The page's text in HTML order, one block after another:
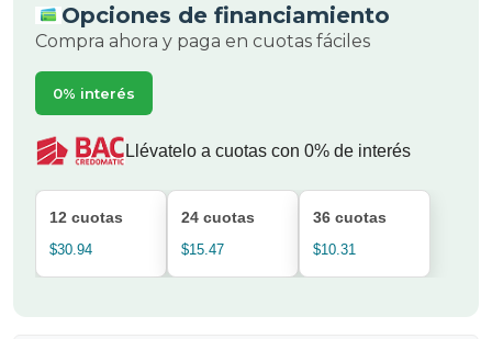
Opciones de financiamiento
Compra ahora y paga en cuotas fáciles
0% interés
Llévatelo a cuotas con 0% de interés
12 cuotas
$30.94
24 cuotas
$15.47
36 cuotas
$10.31